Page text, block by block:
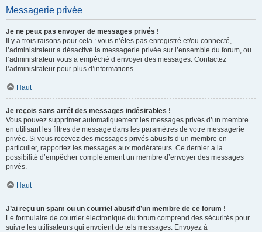
Messagerie privée
Je ne peux pas envoyer de messages privés !
Il y a trois raisons pour cela : vous n’êtes pas enregistré et/ou connecté,
l’administrateur a désactivé la messagerie privée sur l’ensemble du forum, ou
l’administrateur vous a empêché d’envoyer des messages. Contactez
l’administrateur pour plus d’informations.
Haut
Je reçois sans arrêt des messages indésirables !
Vous pouvez supprimer automatiquement les messages privés d’un membre
en utilisant les filtres de message dans les paramètres de votre messagerie
privée. Si vous recevez des messages privés abusifs d’un membre en
particulier, rapportez les messages aux modérateurs. Ce dernier a la
possibilité d’empêcher complètement un membre d’envoyer des messages
privés.
Haut
J’ai reçu un spam ou un courriel abusif d’un membre de ce forum !
Le formulaire de courrier électronique du forum comprend des sécurités pour
suivre les utilisateurs qui envoient de tels messages. Envoyez à